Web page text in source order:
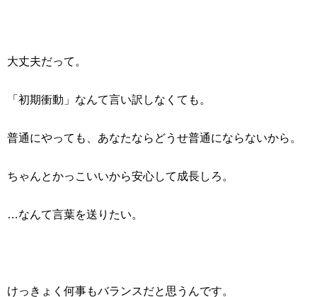
大丈夫だって。
「初期衝動」なんて言い訳しなくても。
普通にやっても、あなたならどうせ普通にならないから。
ちゃんとかっこいいから安心して成長しろ。
…なんて言葉を送りたい。
けっきょく何事もバランスだと思うんです。